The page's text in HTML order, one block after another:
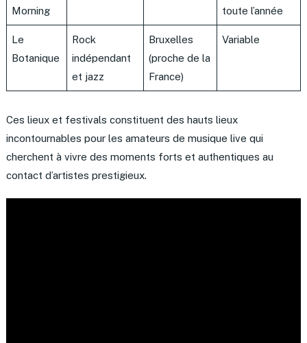
Morning
toute l’année
Le
Botanique
Rock
indépendant
et jazz
Bruxelles
(proche de la
France)
Variable
Ces lieux et festivals constituent des hauts lieux
incontournables pour les amateurs de musique live qui
cherchent à vivre des moments forts et authentiques au
contact d’artistes prestigieux.